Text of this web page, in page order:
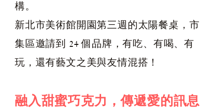
構。
新北市美術館開園第三週的太陽餐桌，市
集區邀請到 24 個品牌，有吃、有喝、有
玩，還有藝文之美與友情混搭！
融入甜蜜巧克力，傳遞愛的訊息